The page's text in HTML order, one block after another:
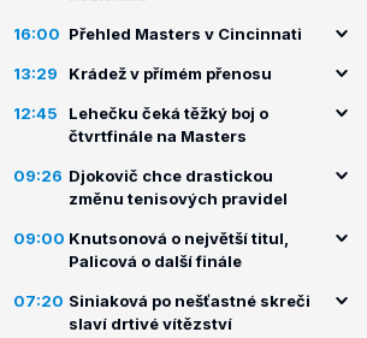
16:00 Přehled Masters v Cincinnati
13:29 Krádež v přímém přenosu
12:45
Lehečku čeká těžký boj o
čtvrtfinále na Masters
09:26 Djokovič chce drastickou
změnu tenisových pravidel
09:00 Knutsonová o největší titul,
Palicová o další finále
07:20 Siniaková po nešťastné skreči
slaví drtivé vítězství